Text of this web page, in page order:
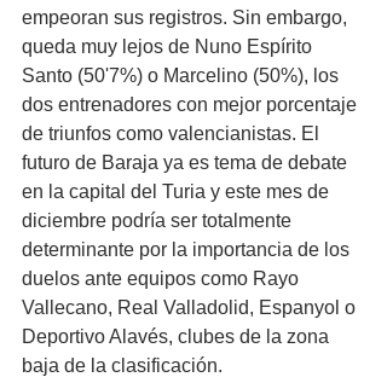
empeoran sus registros. Sin embargo,
queda muy lejos de Nuno Espírito
Santo (50'7%) o Marcelino (50%), los
dos entrenadores con mejor porcentaje
de triunfos como valencianistas. El
futuro de Baraja ya es tema de debate
en la capital del Turia y este mes de
diciembre podría ser totalmente
determinante por la importancia de los
duelos ante equipos como Rayo
Vallecano, Real Valladolid, Espanyol o
Deportivo Alavés, clubes de la zona
baja de la clasificación.